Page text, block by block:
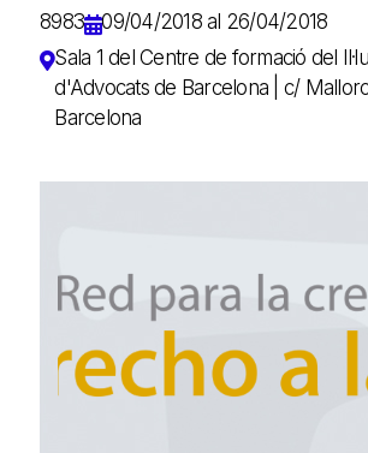
8983
09/04/2018 al 26/04/2018
Sala 1 del Centre de formació del
d'Advocats de Barcelona | c/
Barcelona